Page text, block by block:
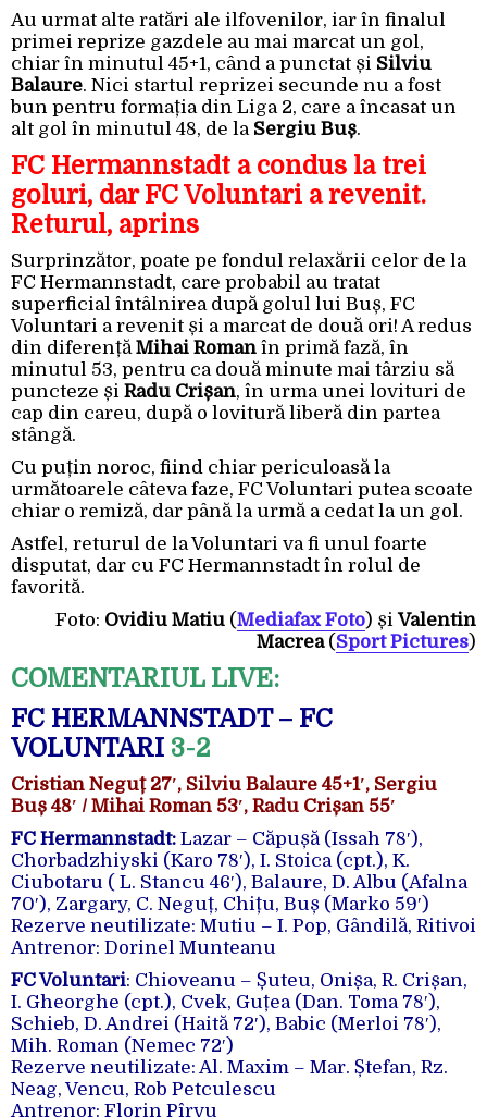
Au urmat alte ratări ale ilfovenilor, iar în finalul
primei reprize gazdele au mai marcat un gol,
chiar în minutul 45+1, când a punctat și Silviu
Balaure. Nici startul reprizei secunde nu a fost
bun pentru formația din Liga 2, care a încasat un
alt gol în minutul 48, de la Sergiu Buș.
FC Hermannstadt a condus la trei
goluri, dar FC Voluntari a revenit.
Returul, aprins
Surprinzător, poate pe fondul relaxării celor de la
FC Hermannstadt, care probabil au tratat
superficial întâlnirea după golul lui Buș, FC
Voluntari a revenit și a marcat de două ori! A redus
din diferențăMihai Roman în primă fază, în
minutul 53, pentru ca două minute mai târziu să
puncteze și Radu Crișan, în urma unei lovituri de
cap din careu, după o lovitură liberă din partea
stângă.
Cu puțin noroc, fiind chiar periculoasă la
următoarele câteva faze, FC Voluntari putea scoate
chiar o remiză, dar până la urmă a cedat la un gol.
Astfel, returul de la Voluntari va fi unul foarte
disputat, dar cu FC Hermannstadt în rolul de
favorită.
Foto: Ovidiu Matiu (Mediafax Foto) șiValentin
Macrea (Sport Pictures)
COMENTARIUL LIVE:
FC HERMANNSTADT – FC
VOLUNTARI 3-2
Cristian Neguț 27′, Silviu Balaure 45+1′, Sergiu
Buș 48′ / Mihai Roman 53′, Radu Crișan 55′
FC Hermannstadt: Lazar – Căpușă (Issah 78′),
Chorbadzhiyski (Karo 78′), I. Stoica (cpt.), K.
Ciubotaru ( L. Stancu 46′), Balaure, D. Albu (Afalna
70′), Zargary, C. Neguț, Chițu, Buș (Marko 59′)
Rezerve neutilizate: Mutiu – I. Pop, Gândilă, Ritivoi
Antrenor: Dorinel Munteanu
FC Voluntari: Chioveanu – Șuteu, Onișa, R. Crișan,
I. Gheorghe (cpt.), Cvek, Guțea (Dan. Toma 78′),
Schieb, D. Andrei (Haită 72′), Babic (Merloi 78′),
Mih. Roman (Nemec 72′)
Rezerve neutilizate: Al. Maxim – Mar. Ștefan, Rz.
Neag, Vencu, Rob Petculescu
Antrenor: Florin Pîrvu